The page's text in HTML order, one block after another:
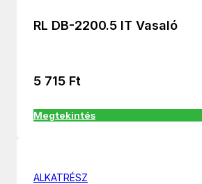
RL DB-2200.5 IT Vasaló
5 715 Ft
Megtekintés
ALKATRÉSZ